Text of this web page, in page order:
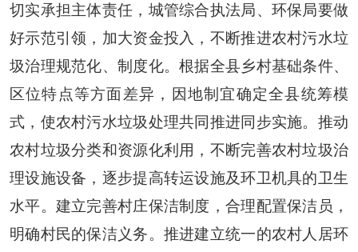
切实承担主体责任，城管综合执法局、环保局要做
好示范引领，加大资金投入，不断推进农村污水垃
圾治理规范化、制度化。根据全县乡村基础条件、
区位特点等方面差异，因地制宜确定全县统筹模
式，使农村污水垃圾处理共同推进同步实施。推动
农村垃圾分类和资源化利用，不断完善农村垃圾治
理设施设备，逐步提高转运设施及环卫机具的卫生
水平。建立完善村庄保洁制度，合理配置保洁员，
明确村民的保洁义务。推进建立统一的农村人居环